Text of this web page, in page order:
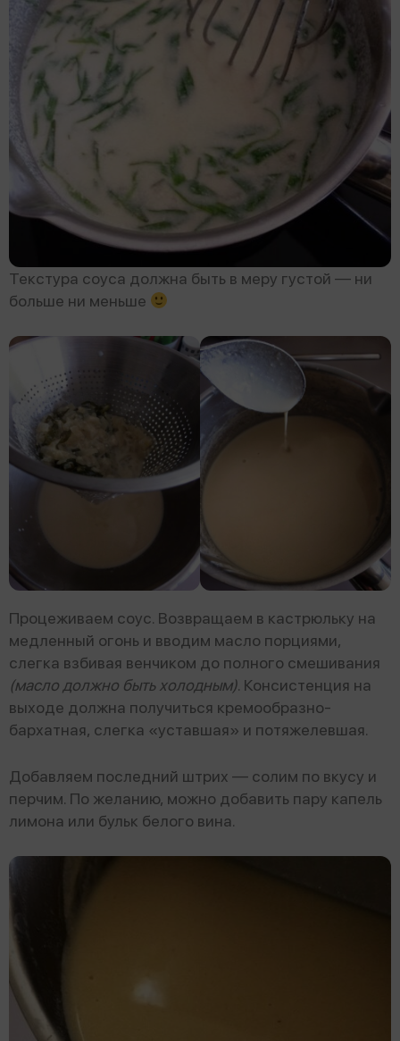
Текстура соуса должна быть в меру густой — ни
больше ни меньше
Процеживаем соус. Возвращаем в кастрюльку на
медленный огонь и вводим масло порциями,
слегка взбивая венчиком до полного смешивания
(масло должно быть холодным). Консистенция на
выходе должна получиться кремообразно-
бархатная, слегка «уставшая» и потяжелевшая.
Добавляем последний штрих — солим по вкусу и
перчим. По желанию, можно добавить пару капель
лимона или бульк белого вина.